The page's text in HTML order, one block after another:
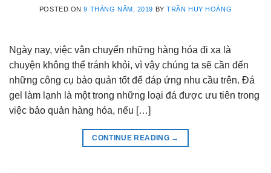
POSTED ON9 THÁNG NĂM, 2019 BYTRẦN HUY HOÀNG
Ngày nay, việc vận chuyển những hàng hóa đi xa là
chuyện không thể tránh khỏi, vì vậy chúng ta sẽ cần đến
những công cụ bảo quản tốt để đáp ứng nhu cầu trên. Đá
gel làm lạnh là một trong những loại đá được ưu tiên trong
việc bảo quản hàng hóa, nếu […]
CONTINUE READING →